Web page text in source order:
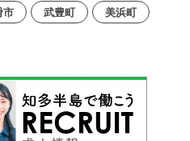
市 武豊町
美浜町